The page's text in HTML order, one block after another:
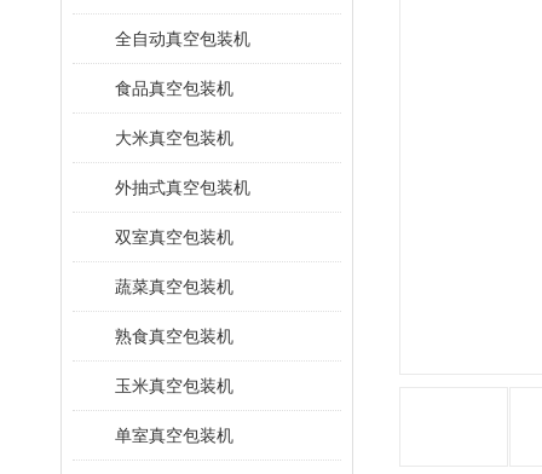
全自动真空包装机
食品真空包装机
大米真空包装机
外抽式真空包装机
双室真空包装机
蔬菜真空包装机
熟食真空包装机
玉米真空包装机
单室真空包装机